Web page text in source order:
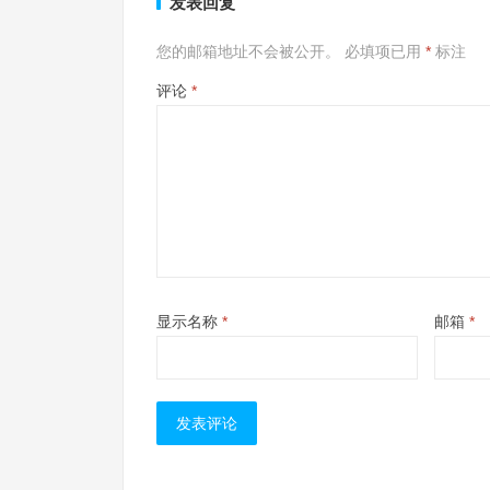
您的邮箱地址不会被公开。 必填项已用 * 标注
评论 *
显示名称 * 邮箱 *